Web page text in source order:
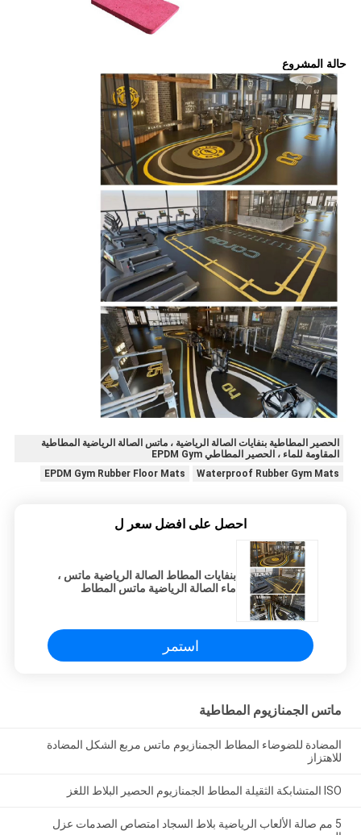
حالة المشروع
الحصير المطاطية بنفايات الصالة الرياضية ، ماتس الصالة الرياضية المطاطية
المقاومة للماء ، الحصير المطاطي EPDM Gym
Waterproof Rubber Gym Mats
EPDM Gym Rubber Floor Mats
احصل على افضل سعر ل
بنفايات المطاط الصالة الرياضية ماتس ،
ماء الصالة الرياضية ماتس المطاط
استمر
ماتس الجمنازيوم المطاطية
المضادة للضوضاء المطاط الجمنازيوم ماتس مربع الشكل المضادة
للاهتزاز
ISO المتشابكة الثقيلة المطاط الجمنازيوم الحصير البلاط اللغز
5 مم صالة الألعاب الرياضية بلاط السجاد امتصاص الصدمات عزل